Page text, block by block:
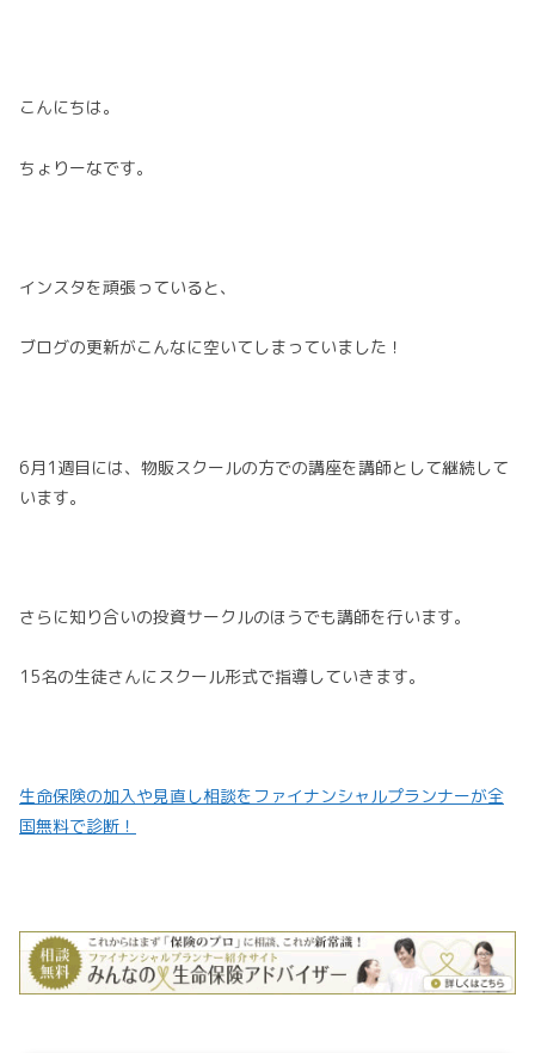
こんにちは。
ちょりーなです。
インスタを頑張っていると、
ブログの更新がこんなに空いてしまっていました！
6月1週目には、物販スクールの方での講座を講師として継続して
います。
さらに知り合いの投資サークルのほうでも講師を行います。
15名の生徒さんにスクール形式で指導していきます。
生命保険の加入や見直し相談をファイナンシャルプランナーが全
国無料で診断！